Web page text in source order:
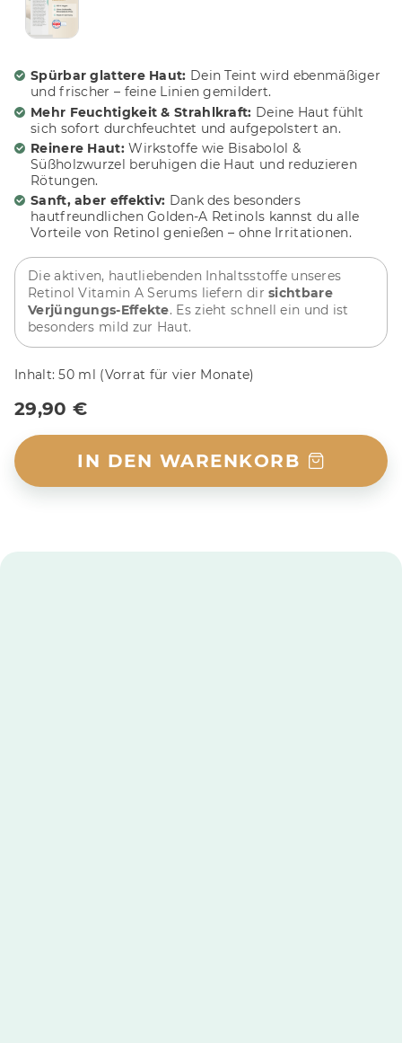
Spürbar glattere Haut: Dein Teint wird ebenmäßiger
und frischer – feine Linien gemildert.
Mehr Feuchtigkeit & Strahlkraft: Deine Haut fühlt
sich sofort durchfeuchtet und aufgepolstert an.
Reinere Haut:Wirkstoffe wie Bisabolol &
Süßholzwurzel beruhigen die Haut und reduzieren
Rötungen.
Sanft, aber effektiv: Dank des besonders
hautfreundlichen Golden-A Retinols kannst du alle
Vorteile von Retinol genießen – ohne Irritationen.
Die aktiven, hautliebenden Inhaltsstoffe unseres
Retinol Vitamin A Serums liefern dirsichtbare
Verjüngungs-Effekte. Es zieht schnell ein und ist
besonders mild zur Haut.
Inhalt:50 ml (Vorrat für vier Monate)
29,90 €
IN DEN WARENKORB